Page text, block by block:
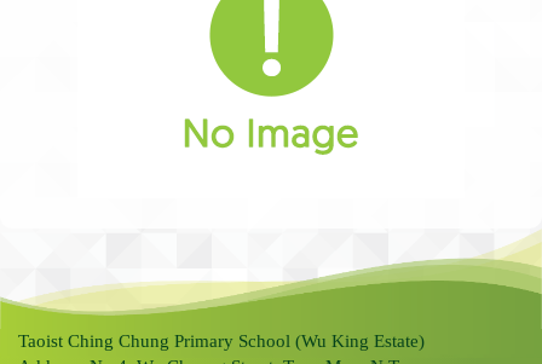
Taoist Ching Chung Primary School (Wu King Estate)